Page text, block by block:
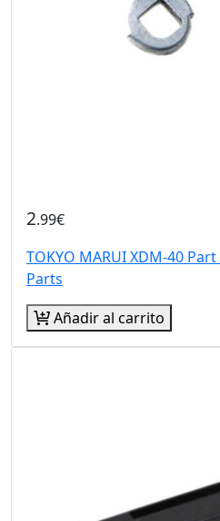
2.99€
TOKYO MARUI XDM-40
Parts
Añadir al carrito